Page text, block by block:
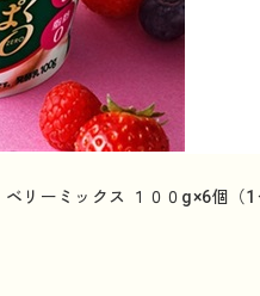
リーミックス １００g×6個（